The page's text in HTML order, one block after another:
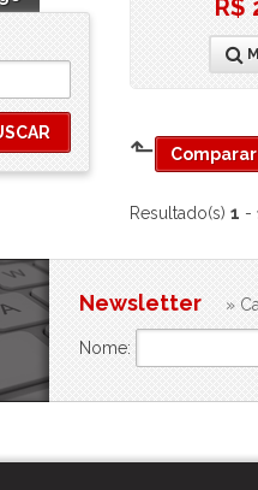
R$
⬑
Resultado(s) 1 -
Newsletter »
Nome: